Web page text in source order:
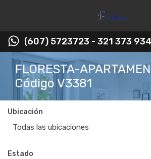
(607) 5723723 - 321 373
FLORESTA-
Código V3381
Ubicación
Todas las ubicaciones
Estado